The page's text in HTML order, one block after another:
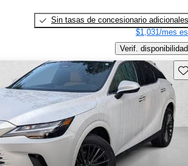
Sin tasas de concesionario adicionales
$1,031/mes
Verif. disponibilidad